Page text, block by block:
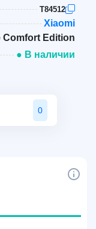
T84512
Xiaomi
Comfort Edition
● В наличии
0